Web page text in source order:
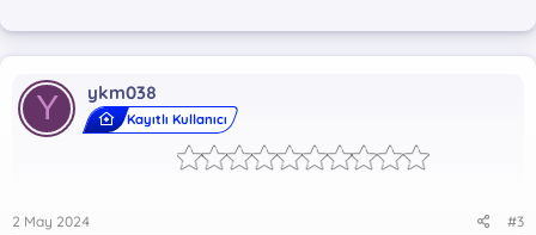
Y ykm038
Kayıtlı Kullanıcı
2 May 2024 #3